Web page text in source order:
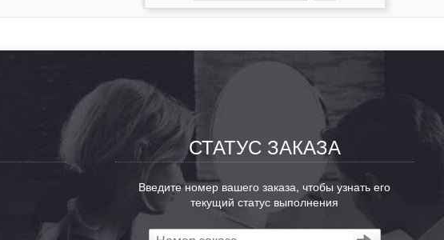
СТАТУС ЗАКАЗА
Введите номер вашего заказа, чтобы узнать его
текущий статус выполнения